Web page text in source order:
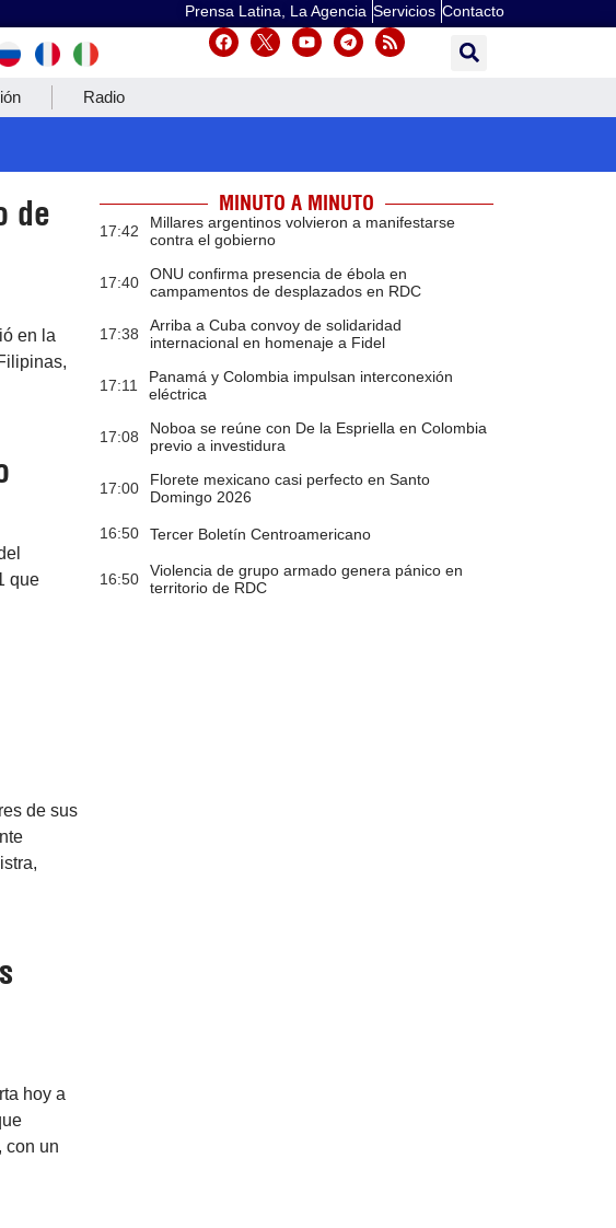
Prensa Latina, La Agencia Servicios Contacto
Radio
de
en la
que
de sus
hoy a
con un
MINUTO A MINUTO
17:42
Millares argentinos volvieron a manifestarse
contra el gobierno
17:40
ONU confirma presencia de ébola en
campamentos de desplazados en RDC
17:38
Arriba a Cuba convoy de solidaridad
internacional en homenaje a Fidel
17:11
Panamá y Colombia impulsan interconexión
eléctrica
17:08
Noboa se reúne con De la Espriella en Colombia
previo a investidura
17:00
Florete mexicano casi perfecto en Santo
Domingo 2026
16:50 Tercer Boletín Centroamericano
16:50
Violencia de grupo armado genera pánico en
territorio de RDC